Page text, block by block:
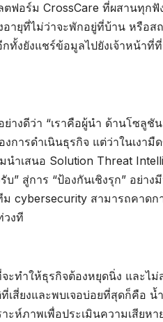
ฟอร์ม CrossCare ที่ผสานทุกฟั
ายุที่ไม่ว่าจะพักอยู่ที่บ้าน หรือ
ทั้งยังแชร์ข้อมูลไปยังเจ้าหน้า
ย่างดีว่า “เราคือผู้นำ ด้านโซลู
ารดำเนินธุรกิจ แต่ว่าในเงา
นำเสนอ Solution Threat
” สู่การ “ป้องกันเชิงรุก” อย่า
ม cybersecurity สามารถคาด
วงที
ทำให้ธุรกิจต้องหยุดนิ่ง และไม่
สี่ยงและพบเจอบ่อยที่สุดก็คือ
ห์ภาพเพื่อประเมินความเสียห